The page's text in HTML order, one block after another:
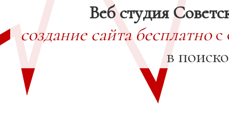
Веб студия
создание сайта бесплатнос
в